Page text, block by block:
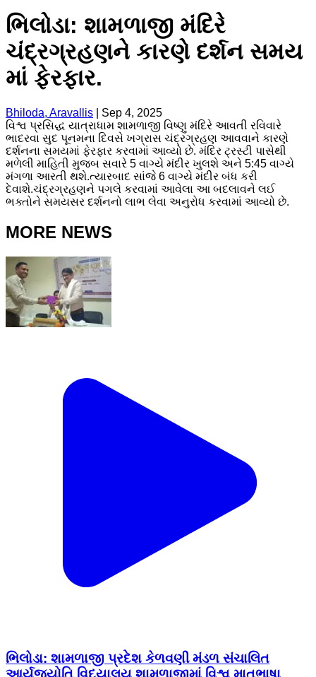
ભિલોડા: શામળાજી મંદિરે
ચંદ્રગ્રહણને કારણે દર્શન સમય
માં ફેરફાર.
Bhiloda, Aravallis
Sep 4, 2025
વિશ્વ પ્રસિદ્ધ યાત્રાધામ શામળાજી વિષ્ણુ મંદિરે આવતી રવિવારે
ભાદરવા સુદ પૂનમના દિવસે ખગ્રાસ ચંદ્રગ્રહણ આવવાને કારણે
દર્શનના સમયમાં ફેરફાર કરવામાં આવ્યો છે. મંદિર ટ્રસ્ટી પાસેથી
મળેલી માહિતી મુજબ સવારે 5 વાગ્યે મંદીર ખુલશે અને 5:45 વાગ્યે
મંગળા આરતી થશે.ત્યારબાદ સાંજે 6 વાગ્યે મંદીર બંધ કરી
દેવાશે.ચંદ્રગ્રહણને પગલે કરવામાં આવેલા આ બદલાવને લઈ
ભક્તોને સમયસર દર્શનનો લાભ લેવા અનુરોધ કરવામાં આવ્યો છે.
MORE NEWS
ભિલોડા: શામળાજી પ્રદેશ કેળવણી મંડળ સંચાલિત